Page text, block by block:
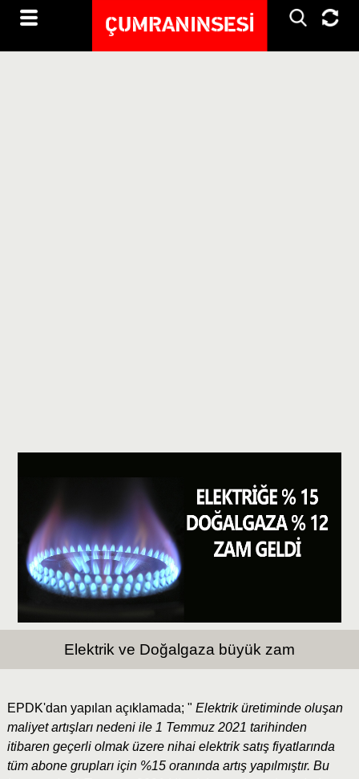
Elektrik ve Doğalgaza büyük zam
EPDK'dan yapılan açıklamada; " Elektrik üretiminde oluşan
maliyet artışları nedeni ile 1 Temmuz 2021 tarihinden
itibaren geçerli olmak üzere nihai elektrik satış fiyatlarında
tüm abone grupları için %15 oranında artış yapılmıştır. Bu